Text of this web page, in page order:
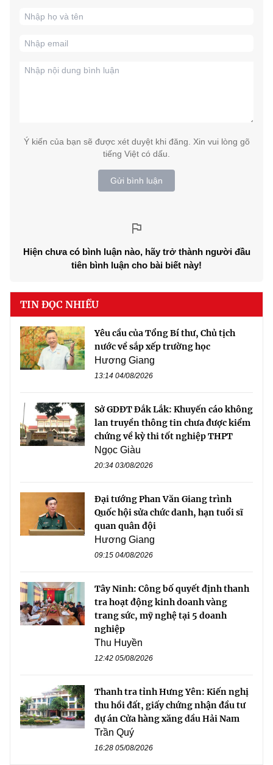
Ý kiến của bạn sẽ được xét duyệt khi đăng. Xin vui lòng gõ
tiếng Việt có dấu.
Gửi bình luận
Hiện chưa có bình luận nào, hãy trở thành người đầu
tiên bình luận cho bài biết này!
TIN ĐỌC NHIỀU
Yêu cầu của Tổng Bí thư, Chủ tịch
nước về sắp xếp trường học
Hương Giang
13:14 04/08/2026
Sở GDĐT Đắk Lắk: Khuyến cáo không
lan truyền thông tin chưa được kiểm
chứng về kỳ thi tốt nghiệp THPT
Ngọc Giàu
20:34 03/08/2026
Đại tướng Phan Văn Giang trình
Quốc hội sửa chức danh, hạn tuổi sĩ
quan quân đội
Hương Giang
09:15 04/08/2026
Tây Ninh: Công bố quyết định thanh
tra hoạt động kinh doanh vàng
trang sức, mỹ nghệ tại 5 doanh
nghiệp
Thu Huyền
12:42 05/08/2026
Thanh tra tỉnh Hưng Yên: Kiến nghị
thu hồi đất, giấy chứng nhận đầu tư
dự án Cửa hàng xăng dầu Hải Nam
Trần Quý
16:28 05/08/2026